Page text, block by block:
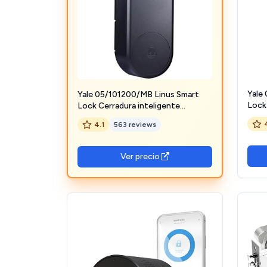
Yale 05/101200/MB Linus Smart
Lock Cerradura inteligente
motorizada, Negro Mate
4.1 563 reviews
Ver precio
Yale